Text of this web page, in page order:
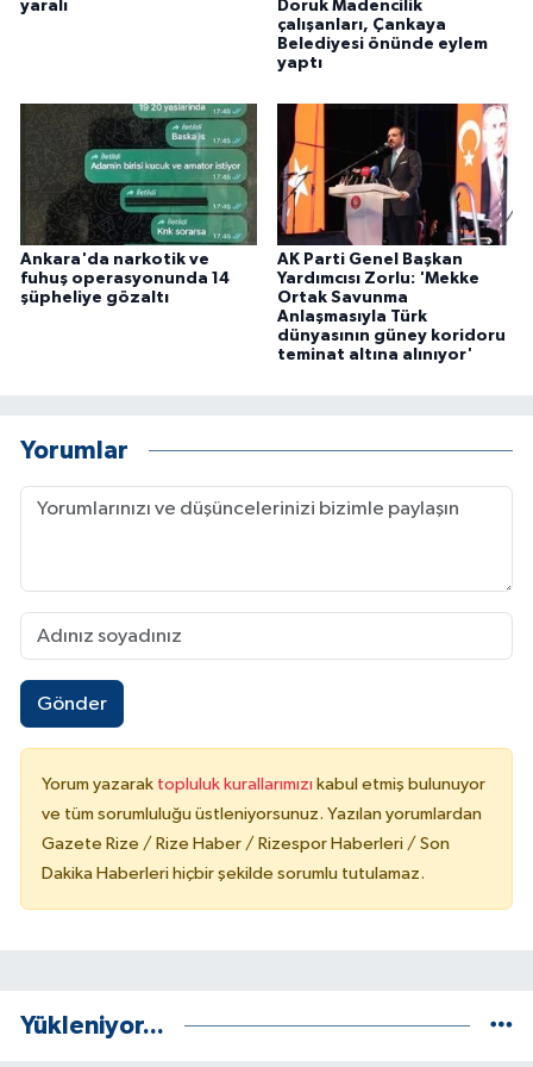
yaralı
Doruk Madencilik
çalışanları, Çankaya
Belediyesi önünde eylem
yaptı
Ankara'da narkotik ve
fuhuş operasyonunda 14
şüpheliye gözaltı
AK Parti Genel Başkan
Yardımcısı Zorlu: 'Mekke
Ortak Savunma
Anlaşmasıyla Türk
dünyasının güney koridoru
teminat altına alınıyor'
Yorumlar
Gönder
Yorum yazarak topluluk kurallarımızı kabul etmiş bulunuyor
ve tüm sorumluluğu üstleniyorsunuz. Yazılan yorumlardan
Gazete Rize / Rize Haber / Rizespor Haberleri / Son
Dakika Haberleri hiçbir şekilde sorumlu tutulamaz.
Yükleniyor...
YEREL
Yerel Haberler